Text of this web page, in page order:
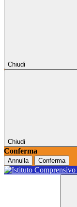
Chiudi
Chiudi
Conferma
Annulla Conferma